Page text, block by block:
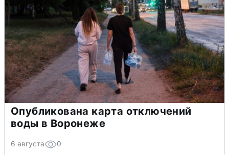
Опубликована карта отключений
воды в Воронеже
6 августа 0